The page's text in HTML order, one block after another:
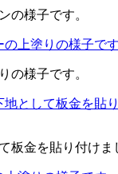
の様子です。
の様子です。
板金を貼り付けま